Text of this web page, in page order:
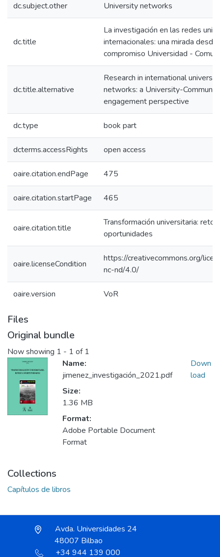
dc.subject.other University networks
dc.title
La investigación en las redes
internacionales: una mirada desde
compromiso Universidad -
dc.title.alternative
Research in international
networks: a University-
engagement perspective
dc.type book part
dcterms.accessRights open access
oaire.citation.endPage 475
oaire.citation.startPage 465
oaire.citation.title
Transformación universitaria:
oportunidades
oaire.licenseCondition
https://creativecommons.org/
nc-nd/4.0/
oaire.version VoR
Files
Original bundle
Now showing 1 - 1 of 1
Name:
jimenez_investigación_2021.pdf
Size:
1.36 MB
Format:
Adobe Portable Document
Format
Down
load
Collections
Capítulos de libros
Avda. Universidades 24
48007 Bilbao
+34 944 139 000